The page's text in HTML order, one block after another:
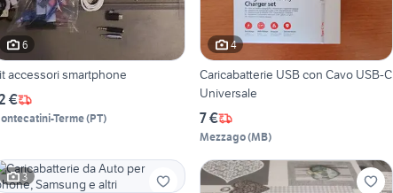
6
accessori smartphone
€
Terme(PT)
4
Caricabatterie USB con Cavo USB-C
Universale
7 €
Mezzago(MB)
3